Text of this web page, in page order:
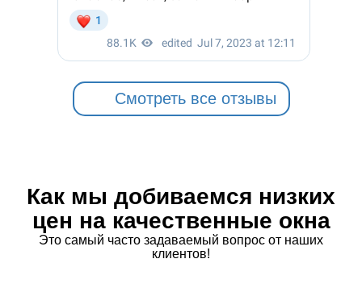
Смотреть все отзывы
Как мы добиваемся низких
цен на качественные окна
Это самый часто задаваемый вопрос от наших
клиентов!